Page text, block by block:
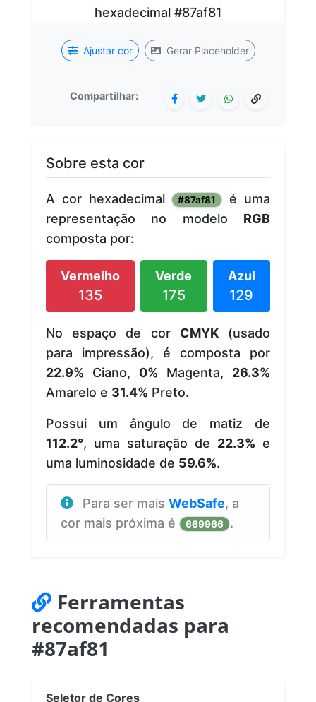
Ajustar cor Gerar Placeholder
Compartilhar:
Sobre esta cor
A cor hexadecimal #87af81
é uma
representação no modelo RGB
composta por:
Vermelho
135
Verde
175
Azul
129
No espaço de cor CMYK(usado
para impressão), é composta por
22.9% Ciano, 0% Magenta, 26.3%
Amarelo e 31.4% Preto.
Possui um ângulo de matiz de
112.2°, uma saturação de 22.3% e
uma luminosidade de 59.6%.
Para ser mais WebSafe, a
cor mais próxima é
669966 .
Ferramentas
recomendadas para
#87af81
Seletor de Cores